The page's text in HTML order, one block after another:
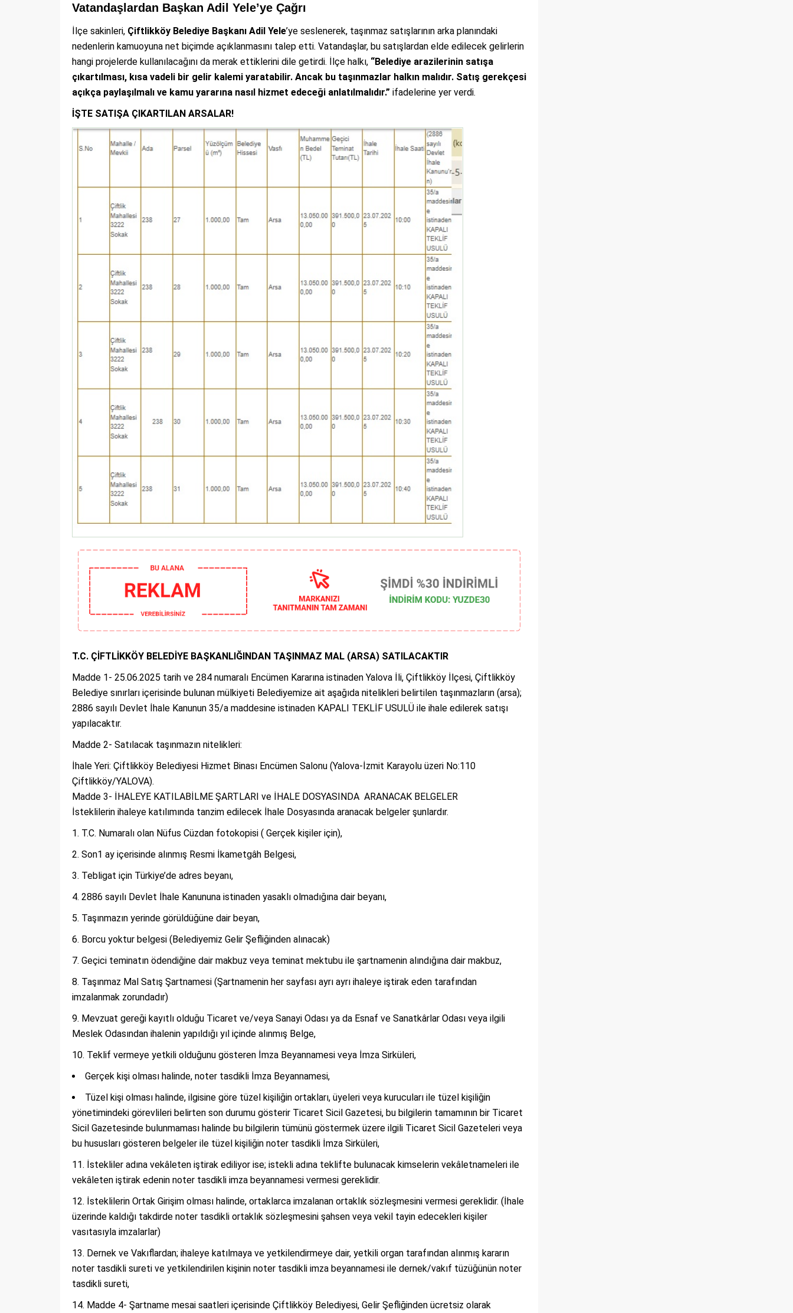
Vatandaşlardan Başkan Adil Yele’ye Çağrı
İlçe sakinleri, Çiftlikköy Belediye Başkanı Adil Yele’ye seslenerek, taşınmaz satışlarının arka planındaki
nedenlerin kamuoyuna net biçimde açıklanmasını talep etti. Vatandaşlar, bu satışlardan elde edilecek gelirlerin
hangi projelerde kullanılacağını da merak ettiklerini dile getirdi. İlçe halkı, “Belediye arazilerinin satışa
çıkartılması, kısa vadeli bir gelir kalemi yaratabilir. Ancak bu taşınmazlar halkın malıdır. Satış gerekçesi
açıkça paylaşılmalı ve kamu yararına nasıl hizmet edeceği anlatılmalıdır.” ifadelerine yer verdi.
İŞTE SATIŞA ÇIKARTILAN ARSALAR!
T.C. ÇİFTLİKKÖY BELEDİYE BAŞKANLIĞINDAN TAŞINMAZ MAL (ARSA) SATILACAKTIR
Madde 1- 25.06.2025 tarih ve 284 numaralı Encümen Kararına istinaden Yalova İli, Çiftlikköy İlçesi, Çiftlikköy
Belediye sınırları içerisinde bulunan mülkiyeti Belediyemize ait aşağıda nitelikleri belirtilen taşınmazların (arsa);
2886 sayılı Devlet İhale Kanunun 35/a maddesine istinaden KAPALI TEKLİF USULÜ ile ihale edilerek satışı
yapılacaktır.
Madde 2- Satılacak taşınmazın nitelikleri:
İhale Yeri: Çiftlikköy Belediyesi Hizmet Binası Encümen Salonu (Yalova-İzmit Karayolu üzeri No:110
Çiftlikköy/YALOVA).
Madde 3- İHALEYE KATILABİLME ŞARTLARI ve İHALE DOSYASINDA ARANACAK BELGELER
İsteklilerin ihaleye katılımında tanzim edilecek İhale Dosyasında aranacak belgeler şunlardır.
T.C. Numaralı olan Nüfus Cüzdan fotokopisi ( Gerçek kişiler için),
Son1 ay içerisinde alınmış Resmi İkametgâh Belgesi,
Tebligat için Türkiye’de adres beyanı,
2886 sayılı Devlet İhale Kanununa istinaden yasaklı olmadığına dair beyanı,
Taşınmazın yerinde görüldüğüne dair beyan,
Borcu yoktur belgesi (Belediyemiz Gelir Şefliğinden alınacak)
Geçici teminatın ödendiğine dair makbuz veya teminat mektubu ile şartnamenin alındığına dair makbuz,
Taşınmaz Mal Satış Şartnamesi (Şartnamenin her sayfası ayrı ayrı ihaleye iştirak eden tarafından
imzalanmak zorundadır)
Mevzuat gereği kayıtlı olduğu Ticaret ve/veya Sanayi Odası ya da Esnaf ve Sanatkârlar Odası veya ilgili
Meslek Odasından ihalenin yapıldığı yıl içinde alınmış Belge,
Teklif vermeye yetkili olduğunu gösteren İmza Beyannamesi veya İmza Sirküleri,
Gerçek kişi olması halinde, noter tasdikli İmza Beyannamesi,
Tüzel kişi olması halinde, ilgisine göre tüzel kişiliğin ortakları, üyeleri veya kurucuları ile tüzel kişiliğin
yönetimindeki görevlileri belirten son durumu gösterir Ticaret Sicil Gazetesi, bu bilgilerin tamamının bir Ticaret
Sicil Gazetesinde bulunmaması halinde bu bilgilerin tümünü göstermek üzere ilgili Ticaret Sicil Gazeteleri veya
bu hususları gösteren belgeler ile tüzel kişiliğin noter tasdikli İmza Sirküleri,
İstekliler adına vekâleten iştirak ediliyor ise; istekli adına teklifte bulunacak kimselerin vekâletnameleri ile
vekâleten iştirak edenin noter tasdikli imza beyannamesi vermesi gereklidir.
İsteklilerin Ortak Girişim olması halinde, ortaklarca imzalanan ortaklık sözleşmesini vermesi gereklidir. (İhale
üzerinde kaldığı takdirde noter tasdikli ortaklık sözleşmesini şahsen veya vekil tayin edecekleri kişiler
vasıtasıyla imzalarlar)
Dernek ve Vakıflardan; ihaleye katılmaya ve yetkilendirmeye dair, yetkili organ tarafından alınmış kararın
noter tasdikli sureti ve yetkilendirilen kişinin noter tasdikli imza beyannamesi ile dernek/vakıf tüzüğünün noter
tasdikli sureti,
Madde 4- Şartname mesai saatleri içerisinde Çiftlikköy Belediyesi, Gelir Şefliğinden ücretsiz olarak